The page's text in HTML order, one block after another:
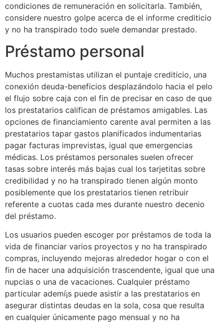
condiciones de remuneración en solicitarla. También,
considere nuestro golpe acerca de el informe crediticio
y no ha transpirado todo suele demandar prestado.
Préstamo personal
Muchos prestamistas utilizan el puntaje crediticio, una
conexión deuda-beneficios desplazándolo hacia el pelo
el flujo sobre caja con el fin de precisar en caso de que
los prestatarios califican de préstamos amigables. Las
opciones de financiamiento carente aval permiten a las
prestatarios tapar gastos planificados indumentarias
pagar facturas imprevistas, igual que emergencias
médicas. Los préstamos personales suelen ofrecer
tasas sobre interés más bajas cual los tarjetitas sobre
credibilidad y no ha transpirado tienen algún monto
posiblemente que los prestatarios tienen retribuir
referente a cuotas cada mes durante nuestro decenio
del préstamo.
Los usuarios pueden escoger por préstamos de toda la
vida de financiar varios proyectos y no ha transpirado
compras, incluyendo mejoras alrededor hogar o con el
fin de hacer una adquisición trascendente, igual que una
nupcias o una de vacaciones. Cualquier préstamo
particular ademí¡s puede asistir a las prestatarios en
asegurar distintas deudas en la sola, cosa que resulta
en cualquier únicamente pago mensual y no ha